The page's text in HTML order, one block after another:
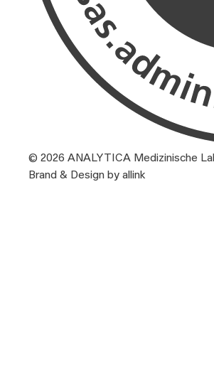
© 2026 ANALYTICA Medizinische
Brand & Design by allink